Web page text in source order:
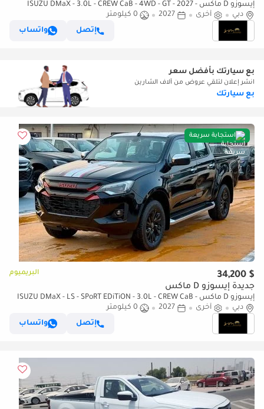
إيسوزو D ماكس ISUZU DMaX - 3.0L - CREW CaB - 4WD - GT - 2027 -
BLACK ISUZU DMaX - 3.0L - CREW CaB - 4WD - 2027 - BLACK
دبي أخرى 2027
0 كيلومتر
إتصل
واتساب
بع سيارتك بأفضل سعر
انشر إعلان لتلقي عروض من آلاف الشارين
بع سيارتك
استجابة سريعة
$ 34,200 البريميوم
جديدة إيسوزو D ماكس
إيسوزو D ماكس ISUZU DMaX - LS - SPoRT EDiTiON - 3.0L - CREW CaB -
4WD - 2027 - BLACK
دبي أخرى 2027
0 كيلومتر
إتصل
واتساب